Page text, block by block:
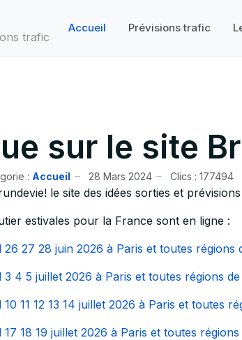
trafic
Accueil Prévisions trafic
sur le site
: Accueil 28 Mars 2024 Clics : 177494
le site des idées sorties et
estivales pour la France sont en ligne :
27 28 juin 2026 à Paris et toutes régions
4 5 juillet 2026 à Paris et toutes régions
11 12 13 14 juillet 2026 à Paris et toutes
18 19 juillet 2026 à Paris et toutes